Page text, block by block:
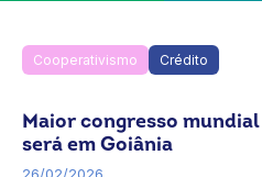
Cooperativismo Crédito
Maior congresso
será em Goiânia
26/02/2026